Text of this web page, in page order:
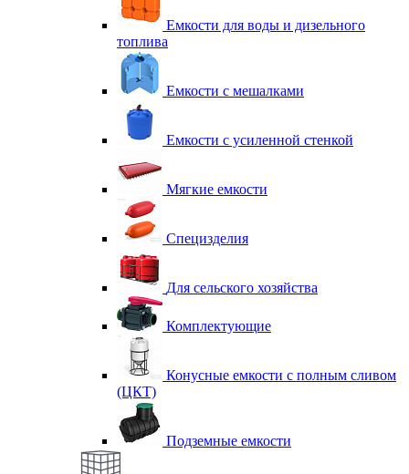
Емкости для воды и дизельного
топлива
Емкости с мешалками
Емкости с усиленной стенкой
Мягкие емкости
Специзделия
Для сельского хозяйства
Комплектующие
Конусные емкости с полным сливом
(ЦКТ)
Подземные емкости